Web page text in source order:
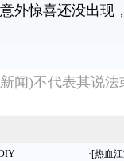
外惊喜还没出现
闻)不代表其说
·[热血